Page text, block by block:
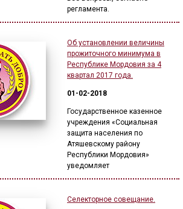
регламента.
Об установлении величины
прожиточного минимума в
Республике Мордовия за 4
квартал 2017 года.
01-02-2018
Государственное казенное
учреждения «Социальная
защита населения по
Атяшевскому району
Республики Мордовия»
уведомляет
Селекторное совещание.